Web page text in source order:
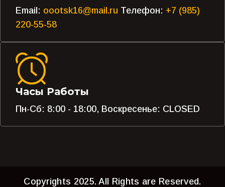
Email: oootsk16@mail.ru Телефон: +7 (985)
220-55-58
Часы Работы
Пн-Сб: 8:00 - 18:00, Воскресенье: CLOSED
Copyrights 2025. All Rights are Reserved.